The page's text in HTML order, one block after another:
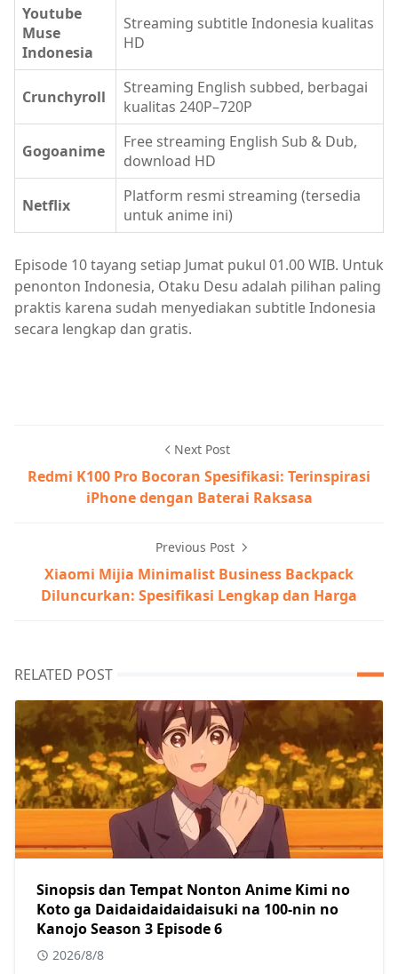
Youtube
Muse
Indonesia
Streaming subtitle Indonesia kualitas
HD
Crunchyroll
Streaming English subbed, berbagai
kualitas 240P–720P
Gogoanime
Free streaming English Sub & Dub,
download HD
Netflix
Platform resmi streaming (tersedia
untuk anime ini)
Episode 10 tayang setiap Jumat pukul 01.00 WIB. Untuk
penonton Indonesia, Otaku Desu adalah pilihan paling
praktis karena sudah menyediakan subtitle Indonesia
secara lengkap dan gratis.
Next Post
Redmi K100 Pro Bocoran Spesifikasi: Terinspirasi
iPhone dengan Baterai Raksasa
Previous Post
Xiaomi Mijia Minimalist Business Backpack
Diluncurkan: Spesifikasi Lengkap dan Harga
RELATED POST
Sinopsis dan Tempat Nonton Anime Kimi no
Koto ga Daidaidaidaidaisuki na 100-nin no
Kanojo Season 3 Episode 6
2026/8/8